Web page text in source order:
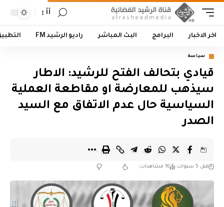
أأ
اخر الاخبار البرامج البث المباشر راديو الرشيد FM
سياسة
قيادي بتحالف الفتح للرشيد: الاطار
سيذهب للمعارضة او مقاطعة العملية
السياسية حال عدم الاتفاق مع السيد
الصدر
قبل 5 سنوات 10 مشاهدات